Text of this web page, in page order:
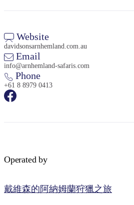
Website
davidsonsarnhemland.com.au
Email
info@arnhemland-safaris.com
Phone
+61 8 8979 0413
Operated by
戴維森的阿納姆蘭狩獵之旅